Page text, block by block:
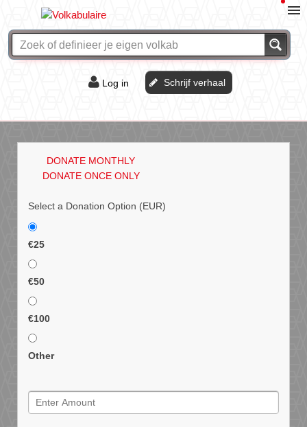
Log in Schrijf verhaal
DONATE MONTHLY
DONATE ONCE ONLY
Select a Donation Option (EUR)
€25
€50
€100
Other